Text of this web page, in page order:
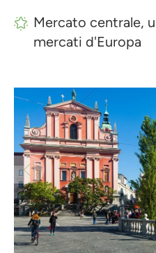
Mercato centrale,
mercati d'Europa